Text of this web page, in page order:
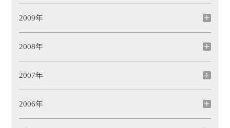
2009年
2008年
2007年
2006年